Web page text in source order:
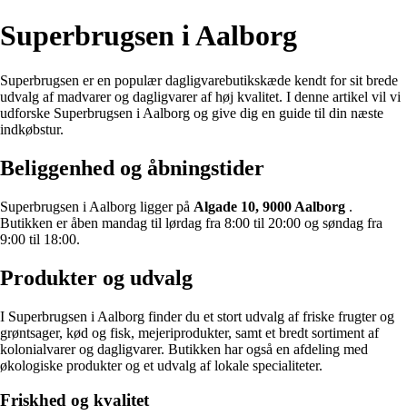
Superbrugsen i Aalborg
Superbrugsen er en populær dagligvarebutikskæde kendt for sit brede
udvalg af madvarer og dagligvarer af høj kvalitet. I denne artikel vil vi
udforske Superbrugsen i Aalborg og give dig en guide til din næste
indkøbstur.
Beliggenhed og åbningstider
Superbrugsen i Aalborg ligger på Algade 10, 9000 Aalborg .
Butikken er åben mandag til lørdag fra 8:00 til 20:00 og søndag fra
9:00 til 18:00.
Produkter og udvalg
I Superbrugsen i Aalborg finder du et stort udvalg af friske frugter og
grøntsager, kød og fisk, mejeriprodukter, samt et bredt sortiment af
kolonialvarer og dagligvarer. Butikken har også en afdeling med
økologiske produkter og et udvalg af lokale specialiteter.
Friskhed og kvalitet